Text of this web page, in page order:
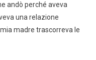
andò perché aveva
una relazione
madre trascorreva le